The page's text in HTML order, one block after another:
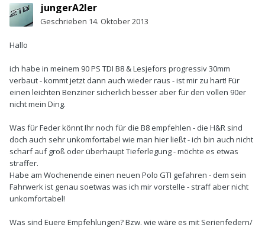
jungerA2ler
Geschrieben 14. Oktober 2013
Hallo
ich habe in meinem 90 PS TDI B8 & Lesjefors progressiv 30mm
verbaut - kommt jetzt dann auch wieder raus - ist mir zu hart! Für
einen leichten Benziner sicherlich besser aber für den vollen 90er
nicht mein Ding.
Was für Feder könnt Ihr noch für die B8 empfehlen - die H&R sind
doch auch sehr unkomfortabel wie man hier ließt - ich bin auch nicht
scharf auf groß oder überhaupt Tieferlegung - möchte es etwas
straffer.
Habe am Wochenende einen neuen Polo GTI gefahren - dem sein
Fahrwerk ist genau soetwas was ich mir vorstelle - straff aber nicht
unkomfortabel!
Was sind Euere Empfehlungen? Bzw. wie wäre es mit Serienfedern/